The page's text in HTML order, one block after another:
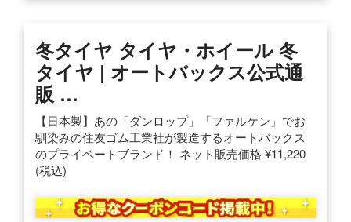
冬タイヤ タイヤ・ホイール 冬
タイヤ | オートバックス公式通
販 …
【日本製】あの「ダンロップ」「ファルケン」でお
馴染みの住友ゴム工業社が製造するオートバックス
のプライベートブランド！ ネット販売価格 ¥11,220
(税込)